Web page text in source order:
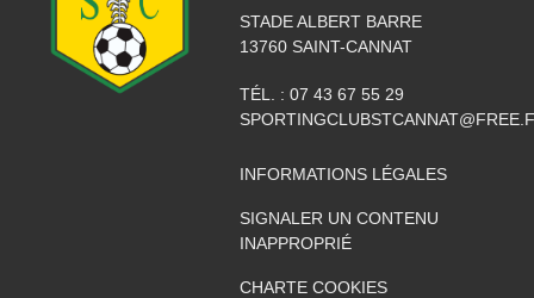
STADE ALBERT BARRE
13760 SAINT-CANNAT
TÉL. : 07 43 67 55 29
INFORMATIONS LÉGALES
SIGNALER UN CONTENU
INAPPROPRIÉ
CHARTE COOKIES